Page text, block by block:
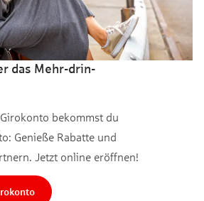
das Mehr-drin-
bekommst du
Genieße Rabatte und
Jetzt online eröffnen!